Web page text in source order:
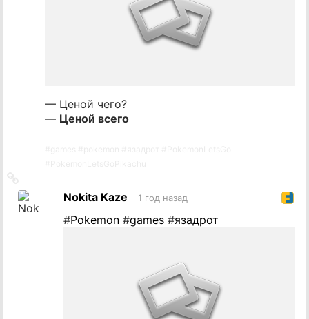
— Ценой чего?
— Ценой всего
на
источник Nokita Kaze 1 год назад
#Pokemon #games #язадрот